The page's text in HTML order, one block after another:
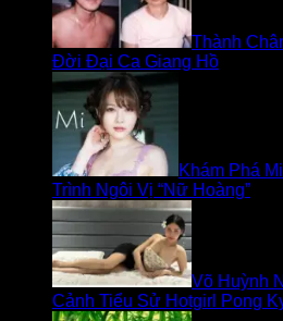
Thành
Đời Đại Ca Giang Hồ
Khám Phá
Trình Ngôi Vị “Nữ Hoàng”
Võ Huỳnh
Cảnh Tiểu Sử Hotgirl Pong